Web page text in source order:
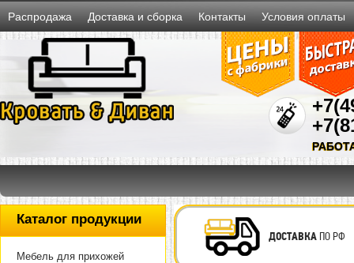
Распродажа Доставка и сборка Контакты Условия оплаты
Каталог продукции
Мебель для прихожей
ДОСТАВКАПО РФ